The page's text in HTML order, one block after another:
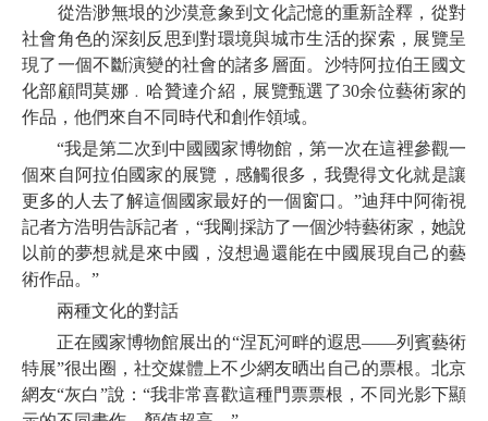
從浩渺無垠的沙漠意象到文化記憶的重新詮釋，從對
社會角色的深刻反思到對環境與城市生活的探索，展覽呈
現了一個不斷演變的社會的諸多層面。沙特阿拉伯王國文
化部顧問莫娜﹒哈贊達介紹，展覽甄選了30余位藝術家的
作品，他們來自不同時代和創作領域。
“我是第二次到中國國家博物館，第一次在這裡參觀一
個來自阿拉伯國家的展覽，感觸很多，我覺得文化就是讓
更多的人去了解這個國家最好的一個窗口。”迪拜中阿衛視
記者方浩明告訴記者，“我剛採訪了一個沙特藝術家，她說
以前的夢想就是來中國，沒想過還能在中國展現自己的藝
術作品。”
兩種文化的對話
正在國家博物館展出的“涅瓦河畔的遐思——列賓藝術
特展”很出圈，社交媒體上不少網友晒出自己的票根。北京
網友“灰白”說：“我非常喜歡這種門票票根，不同光影下顯